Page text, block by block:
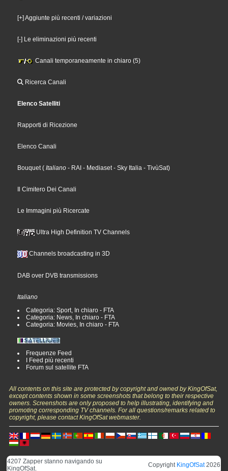
[+] Aggiunte più recenti / variazioni
[-] Le eliminazioni più recenti
Canali temporaneamente in chiaro (5)
Ricerca Canali
Elenco Satelliti
Rapporti di Ricezione
Elenco Canali
Bouquet( Italiano - RAI - Mediaset- Sky Italia - TivùSat)
Il Cimitero Dei Canali
Le Immagini più Ricercate
Ultra High Definition TV Channels
Channels broadcasting in 3D
DAB over DVB transmissions
Italiano
Categoria: Sport, In chiaro - FTA
Categoria: News, In chiaro - FTA
Categoria: Movies, In chiaro - FTA
Frequenze Feed
I Feed più recenti
Forum sul satellite FTA
All contents on this site are protected by copyright and owned by KingOfSat,
except contents shown in some screenshots that belong to their respective
owners. Screenshots are only proposed to help illustrating, identifying and
promoting corresponding TV channels. For all questions/remarks related to
copyright, please contact KingOfSat webmaster.
4207 Zapper stanno navigando su
KingOfSat.
Copyright KingOfSat2026